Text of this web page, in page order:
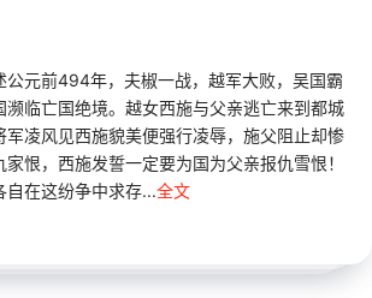
元前494年，夫椒一战，越军大败，吴国霸
濒临亡国绝境。越女西施与父亲逃亡来到都城
军凌风见西施貌美便强行凌辱，施父阻止却惨
恨，西施发誓一定要为国为父亲报仇雪恨！
自在这纷争中求存...全文